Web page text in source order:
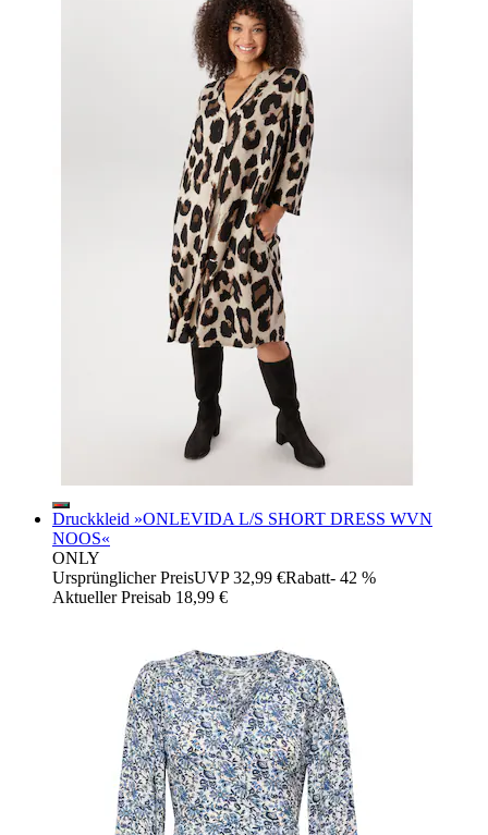
Druckkleid »ONLEVIDA L/S SHORT DRESS WVN
NOOS«
ONLY
Ursprünglicher PreisUVP 32,99 €Rabatt- 42 %
Aktueller Preisab 18,99 €